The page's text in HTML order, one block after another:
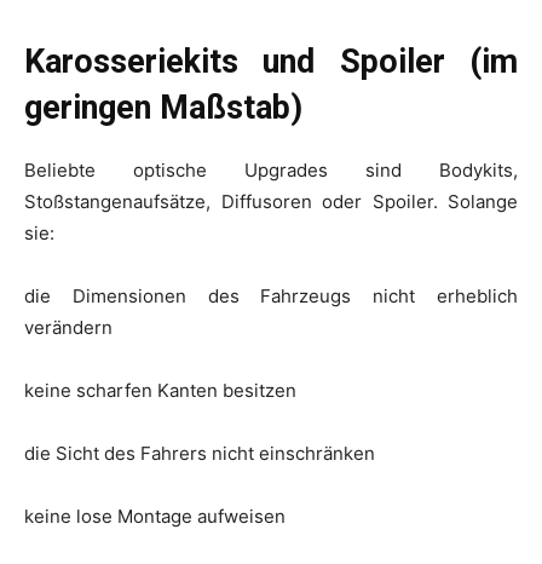
Karosseriekits und Spoiler (im
geringen Maßstab)
Beliebte optische Upgrades sind Bodykits,
Stoßstangenaufsätze, Diffusoren oder Spoiler. Solange
sie:
die Dimensionen des Fahrzeugs nicht erheblich
verändern
keine scharfen Kanten besitzen
die Sicht des Fahrers nicht einschränken
keine lose Montage aufweisen